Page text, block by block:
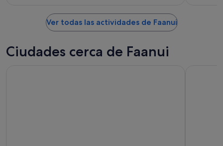
Ver todas las actividades de Faanui
Ciudades cerca de Faanui